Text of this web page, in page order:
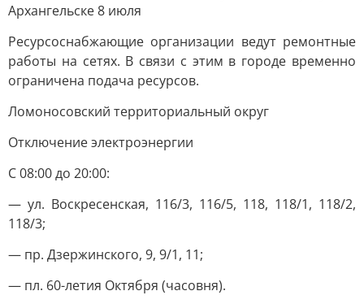
Архангельске 8 июля
Ресурсоснабжающие организации ведут ремонтные
работы на сетях. В связи с этим в городе временно
ограничена подача ресурсов.
Ломоносовский территориальный округ
Отключение электроэнергии
С 08:00 до 20:00:
— ул. Воскресенская, 116/3, 116/5, 118, 118/1, 118/2,
118/3;
— пр. Дзержинского, 9, 9/1, 11;
— пл. 60-летия Октября (часовня).